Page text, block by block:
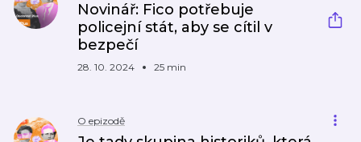
Novinář: Fico potřebuje
policejní stát, aby se cítil v
bezpečí
28. 10. 2024 25 min
O epizodě